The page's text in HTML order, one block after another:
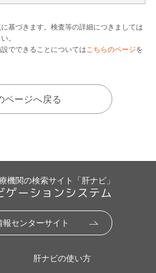
基づきます。検査等の詳細につきましては
。
でできることについてはこちらのページを
ページへ戻る
機関の検索サイト「肝ナビ」
ゲーションシステム
報センターサイト
肝ナビの使い方